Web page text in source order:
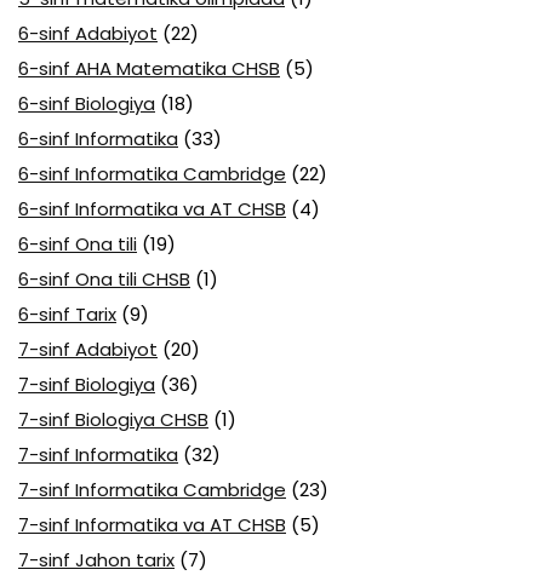
6-sinf Adabiyot (22)
6-sinf AHA Matematika CHSB (5)
6-sinf Biologiya (18)
6-sinf Informatika (33)
6-sinf Informatika Cambridge (22)
6-sinf Informatika va AT CHSB (4)
6-sinf Ona tili (19)
6-sinf Ona tili CHSB (1)
6-sinf Tarix (9)
7-sinf Adabiyot (20)
7-sinf Biologiya (36)
7-sinf Biologiya CHSB (1)
7-sinf Informatika (32)
7-sinf Informatika Cambridge (23)
7-sinf Informatika va AT CHSB (5)
7-sinf Jahon tarix (7)